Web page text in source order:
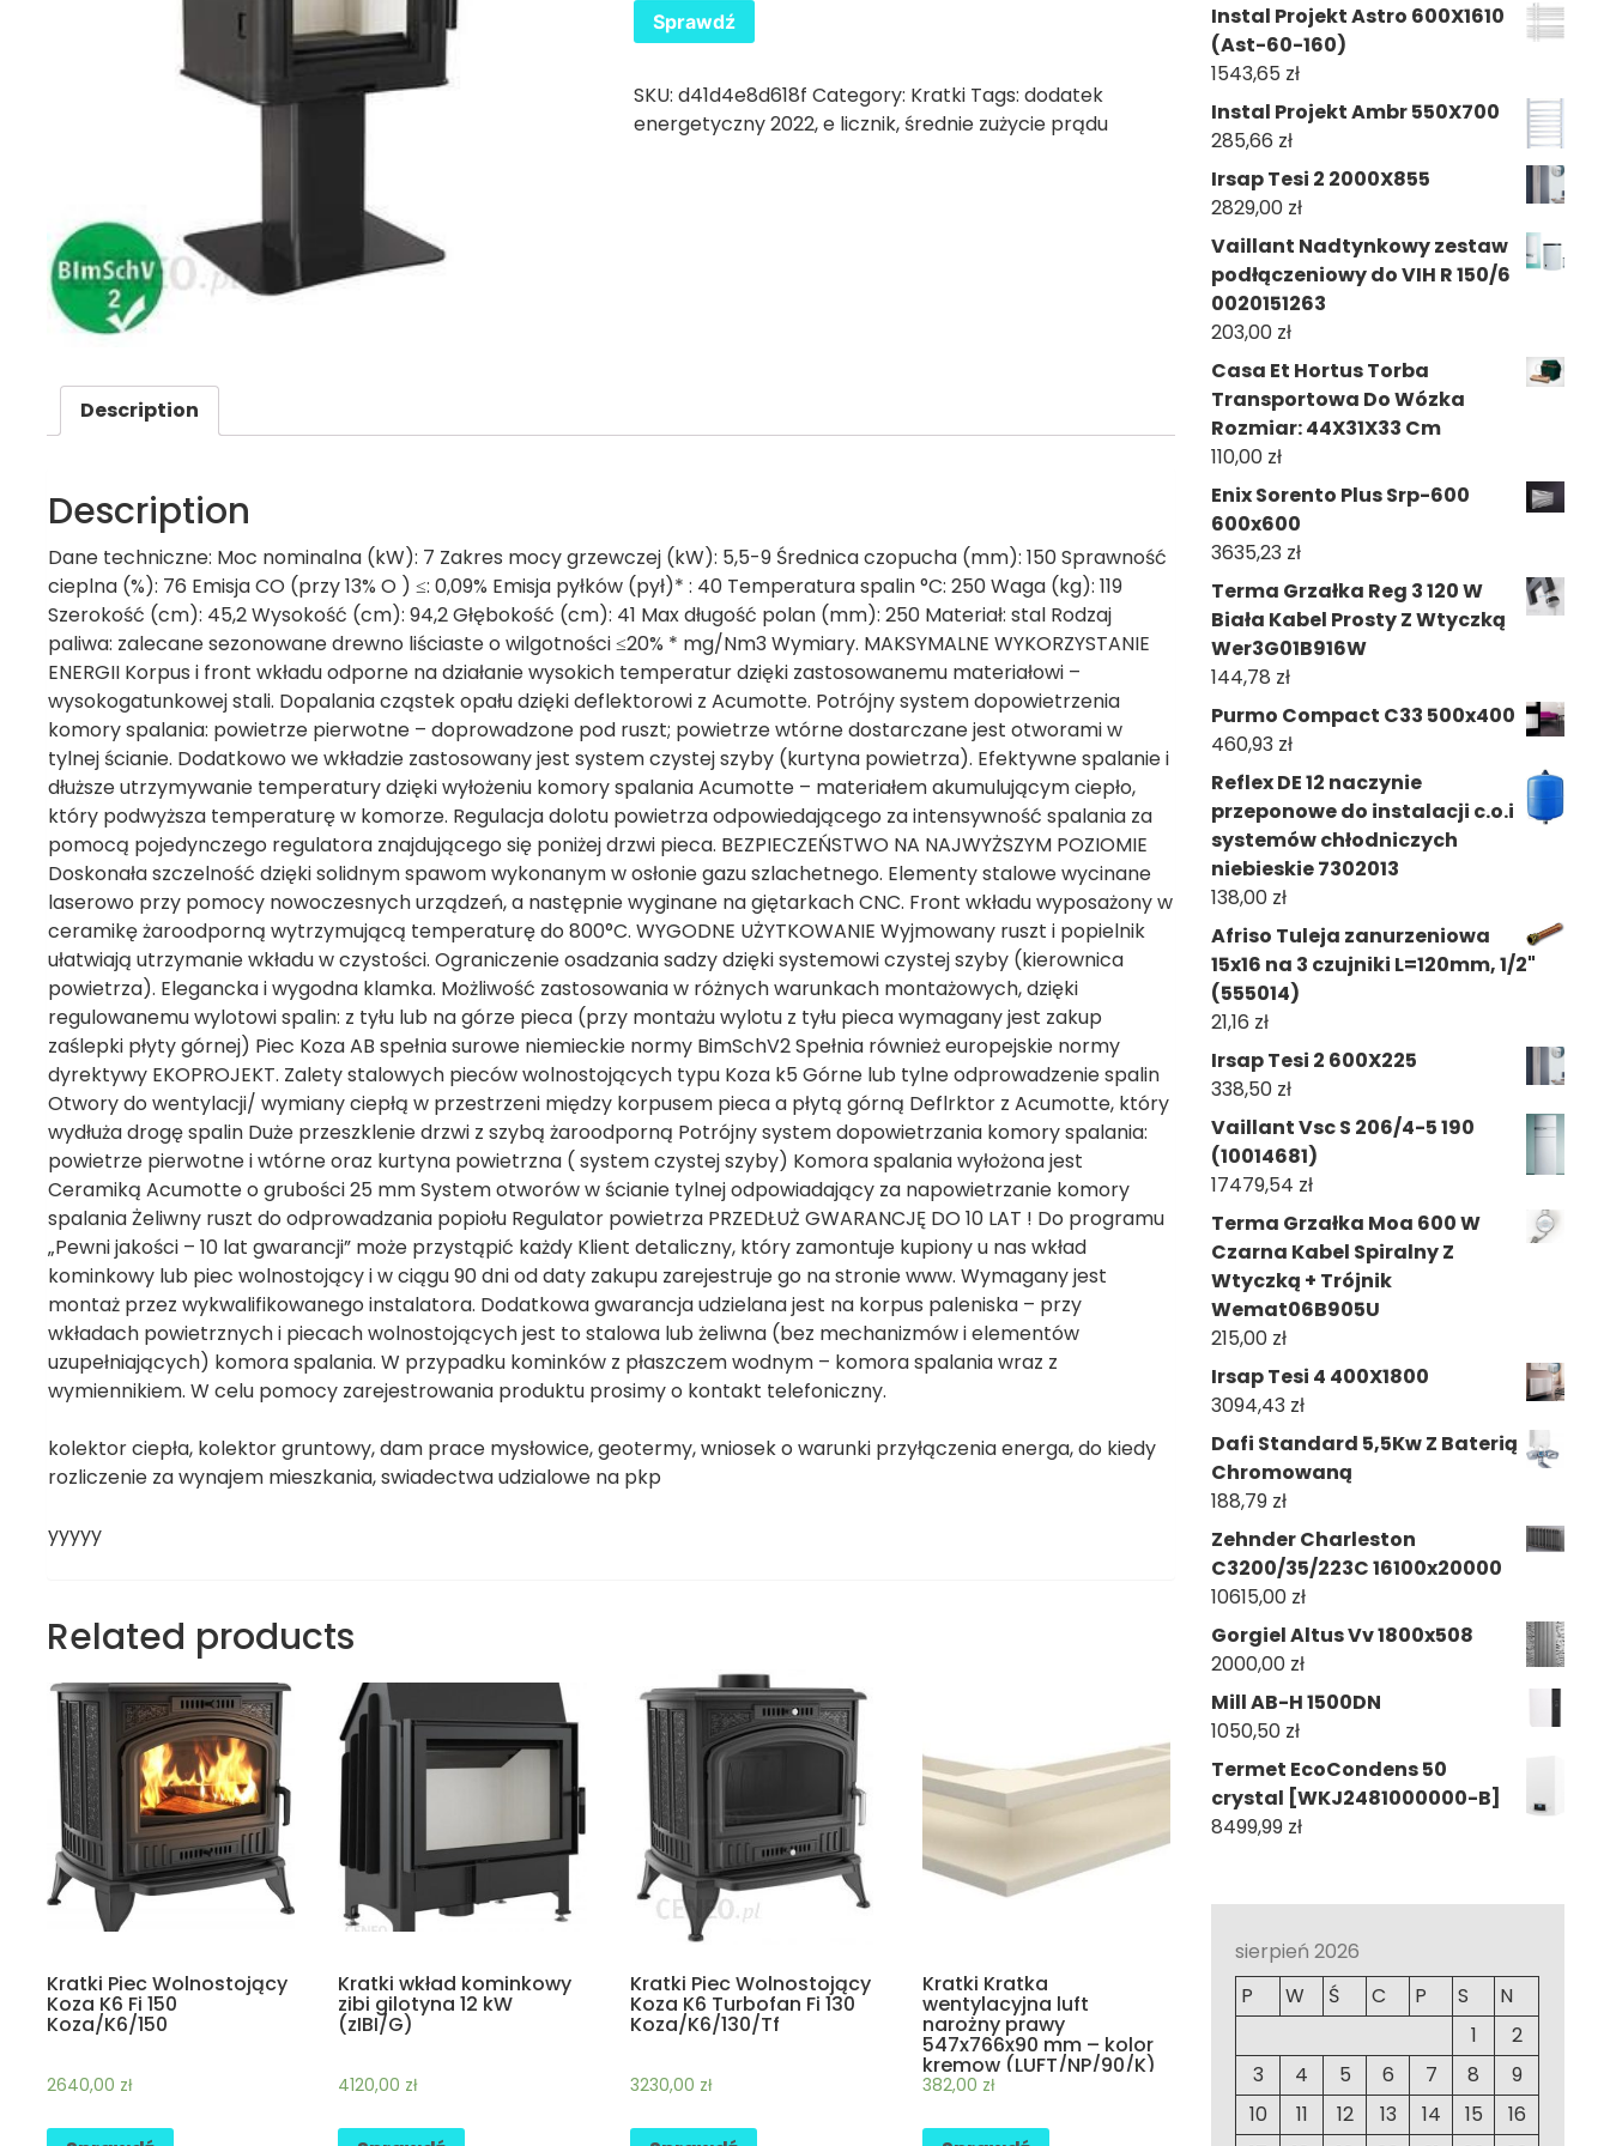
Sprawdź
SKU: d41d4e8d618f Category: Kratki Tags: dodatek
energetyczny 2022,e licznik, średnie zużycie prądu
Description
Description
Dane techniczne: Moc nominalna (kW): 7 Zakres mocy grzewczej (kW): 5,5-9 Średnica czopucha (mm): 150 Sprawność
cieplna (%): 76 Emisja CO (przy 13% O ) ≤: 0,09% Emisja pyłków (pył)* : 40 Temperatura spalin °C: 250 Waga (kg): 119
Szerokość (cm): 45,2 Wysokość (cm): 94,2 Głębokość (cm): 41 Max długość polan (mm): 250 Materiał: stal Rodzaj
paliwa: zalecane sezonowane drewno liściaste o wilgotności ≤20% * mg/Nm3 Wymiary. MAKSYMALNE WYKORZYSTANIE
ENERGII Korpus i front wkładu odporne na działanie wysokich temperatur dzięki zastosowanemu materiałowi –
wysokogatunkowej stali. Dopalania cząstek opału dzięki deflektorowi z Acumotte. Potrójny system dopowietrzenia
komory spalania: powietrze pierwotne – doprowadzone pod ruszt; powietrze wtórne dostarczane jest otworami w
tylnej ścianie. Dodatkowo we wkładzie zastosowany jest system czystej szyby (kurtyna powietrza). Efektywne spalanie i
dłuższe utrzymywanie temperatury dzięki wyłożeniu komory spalania Acumotte – materiałem akumulującym ciepło,
który podwyższa temperaturę w komorze. Regulacja dolotu powietrza odpowiedającego za intensywność spalania za
pomocą pojedynczego regulatora znajdującego się poniżej drzwi pieca. BEZPIECZEŃSTWO NA NAJWYŻSZYM POZIOMIE
Doskonała szczelność dzięki solidnym spawom wykonanym w osłonie gazu szlachetnego. Elementy stalowe wycinane
laserowo przy pomocy nowoczesnych urządzeń, a następnie wyginane na giętarkach CNC. Front wkładu wyposażony w
ceramikę żaroodporną wytrzymującą temperaturę do 800°C. WYGODNE UŻYTKOWANIE Wyjmowany ruszt i popielnik
ułatwiają utrzymanie wkładu w czystości. Ograniczenie osadzania sadzy dzięki systemowi czystej szyby (kierownica
powietrza). Elegancka i wygodna klamka. Możliwość zastosowania w różnych warunkach montażowych, dzięki
regulowanemu wylotowi spalin: z tyłu lub na górze pieca (przy montażu wylotu z tyłu pieca wymagany jest zakup
zaślepki płyty górnej) Piec Koza AB spełnia surowe niemieckie normy BimSchV2 Spełnia również europejskie normy
dyrektywy EKOPROJEKT. Zalety stalowych pieców wolnostojących typu Koza k5 Górne lub tylne odprowadzenie spalin
Otwory do wentylacji/ wymiany ciepłą w przestrzeni między korpusem pieca a płytą górną Deflrktor z Acumotte, który
wydłuża drogę spalin Duże przeszklenie drzwi z szybą żaroodporną Potrójny system dopowietrzania komory spalania:
powietrze pierwotne i wtórne oraz kurtyna powietrzna ( system czystej szyby) Komora spalania wyłożona jest
Ceramiką Acumotte o grubości 25 mm System otworów w ścianie tylnej odpowiadający za napowietrzanie komory
spalania Żeliwny ruszt do odprowadzania popiołu Regulator powietrza PRZEDŁUŻ GWARANCJĘ DO 10 LAT ! Do programu
„Pewni jakości – 10 lat gwarancji” może przystąpić każdy Klient detaliczny, który zamontuje kupiony u nas wkład
kominkowy lub piec wolnostojący i w ciągu 90 dni od daty zakupu zarejestruje go na stronie www. Wymagany jest
montaż przez wykwalifikowanego instalatora. Dodatkowa gwarancja udzielana jest na korpus paleniska – przy
wkładach powietrznych i piecach wolnostojących jest to stalowa lub żeliwna (bez mechanizmów i elementów
uzupełniających) komora spalania. W przypadku kominków z płaszczem wodnym – komora spalania wraz z
wymiennikiem. W celu pomocy zarejestrowania produktu prosimy o kontakt telefoniczny.
kolektor ciepła, kolektor gruntowy, dam prace mysłowice, geotermy, wniosek o warunki przyłączenia energa, do kiedy
rozliczenie za wynajem mieszkania, swiadectwa udzialowe na pkp
yyyyy
Related products
Kratki Piec Wolnostojący
Koza K6 Fi 150
Koza/K6/150
2640,00 zł
Kratki wkład kominkowy
zibi gilotyna 12 kW
(zIBI/G)
4120,00 zł
Kratki Piec Wolnostojący
Koza K6 Turbofan Fi 130
Koza/K6/130/Tf
3230,00 zł
Kratki Kratka
wentylacyjna luft
narożny prawy
547x766x90 mm – kolor
kremow (LUFT/NP/90/K)
382,00 zł
Instal Projekt Astro 600X1610
(Ast-60-160)
1543,65 zł
Instal Projekt Ambr 550X700
285,66 zł
Irsap Tesi 2 2000X855
2829,00 zł
Vaillant Nadtynkowy zestaw
podłączeniowy do VIH R 150/6
0020151263
203,00 zł
Casa Et Hortus Torba
Transportowa Do Wózka
Rozmiar: 44X31X33 Cm
110,00 zł
Enix Sorento Plus Srp-600
600x600
3635,23 zł
Terma Grzałka Reg 3 120 W
Biała Kabel Prosty Z Wtyczką
Wer3G01B916W
144,78 zł
Purmo Compact C33 500x400
460,93 zł
Reflex DE 12 naczynie
przeponowe do instalacji c.o.i
systemów chłodniczych
niebieskie 7302013
138,00 zł
Afriso Tuleja zanurzeniowa
15x16 na 3 czujniki L=120mm, 1/2"
(555014)
21,16 zł
Irsap Tesi 2 600X225
338,50 zł
Vaillant Vsc S 206/4-5 190
(10014681)
17479,54 zł
Terma Grzałka Moa 600 W
Czarna Kabel Spiralny Z
Wtyczką + Trójnik
Wemat06B905U
215,00 zł
Irsap Tesi 4 400X1800
3094,43 zł
Dafi Standard 5,5Kw Z Baterią
Chromowaną
188,79 zł
Zehnder Charleston
C3200/35/223C 16100x20000
10615,00 zł
Gorgiel Altus Vv 1800x508
2000,00 zł
Mill AB-H 1500DN
1050,50 zł
Termet EcoCondens 50
crystal [WKJ2481000000-B]
8499,99 zł
sierpień 2026
P
W Ś C P S
N
1
2
3
4 5 6 7 8
9
10
11 12 13 14 15
16